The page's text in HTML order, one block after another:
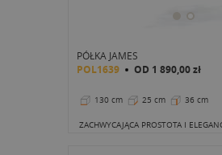
PÓŁKA JAMES
POL1639 OD 1 890,00 zł
130 cm 25 cm 36 cm
ZACHWYCAJĄCA PROSTOTA I